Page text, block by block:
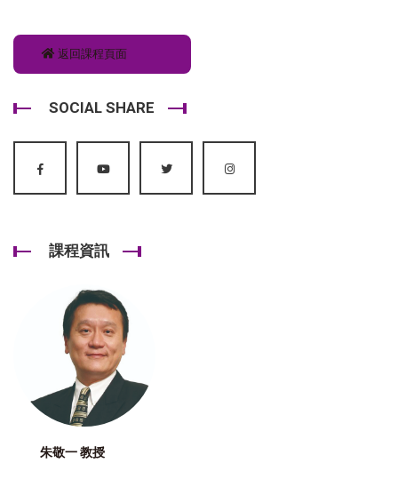
返回課程頁面
SOCIAL SHARE
課程資訊
朱敬一 教授